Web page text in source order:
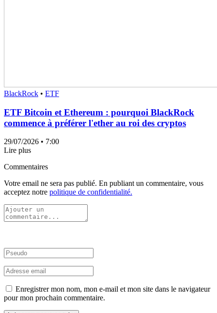
BlackRock • ETF
ETF Bitcoin et Ethereum : pourquoi BlackRock
commence à préférer l'ether au roi des cryptos
29/07/2026 • 7:00
Lire plus
Commentaires
Votre email ne sera pas publié. En publiant un commentaire, vous
acceptez notre politique de confidentialité.
Enregistrer mon nom, mon e-mail et mon site dans le navigateur
pour mon prochain commentaire.